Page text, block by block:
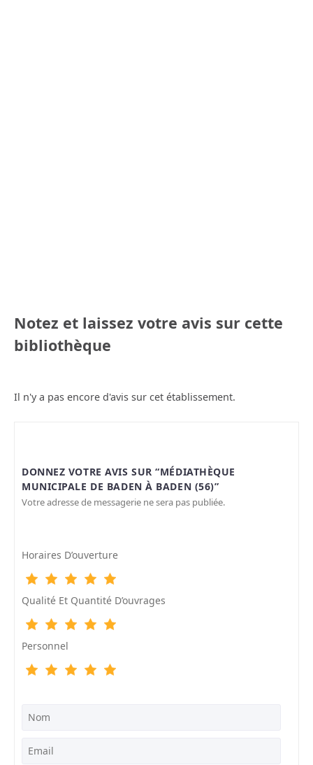
Notez et laissez votre avis sur cette
bibliothèque
Il n'y a pas encore d'avis sur cet établissement.
DONNEZ VOTRE AVIS SUR “MÉDIATHÈQUE
MUNICIPALE DE BADEN À BADEN (56)”
Votre adresse de messagerie ne sera pas publiée.
Horaires D’ouverture
Qualité Et Quantité D’ouvrages
Personnel